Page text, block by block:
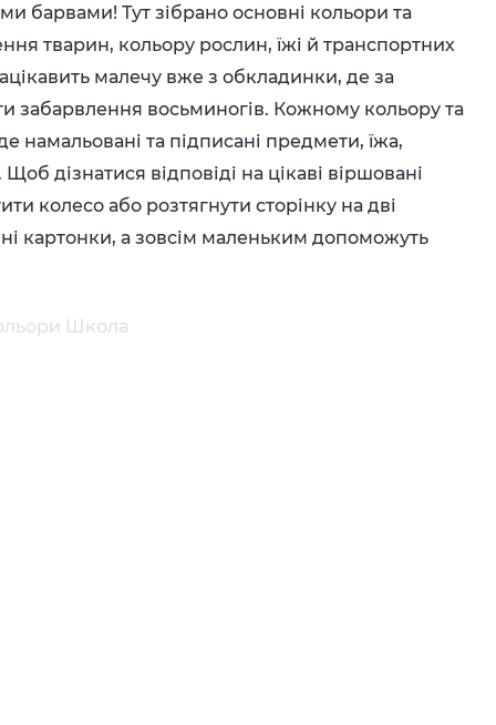
барвами! Тут зібрано основні кольори та
тварин, кольору рослин, їжі й транспортних
малечу вже з обкладинки, де за
восьминогів. Кожному кольору та
намальовані та підписані предмети, їжа,
дізнатися відповіді на цікаві віршовані
колесо або розтягнути сторінку на дві
картонки, а зовсім маленьким допоможуть
Школа